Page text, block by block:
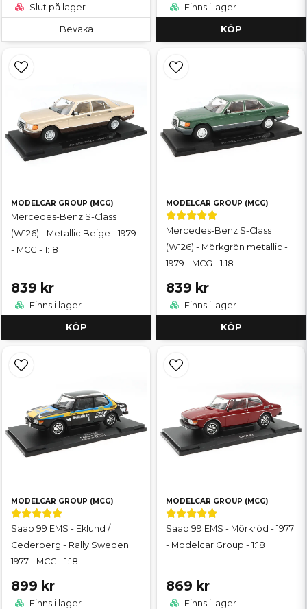
Slut på lager
Bevaka
Finns i lager
KÖP
MODELCAR GROUP (MCG)
Mercedes-Benz S-Class
(W126) - Metallic Beige - 1979
- MCG - 1:18
839 kr
Finns i lager
KÖP
MODELCAR GROUP (MCG)
Mercedes-Benz S-Class
(W126) - Mörkgrön metallic -
1979 - MCG - 1:18
839 kr
Finns i lager
KÖP
MODELCAR GROUP (MCG)
Saab 99 EMS - Eklund /
Cederberg - Rally Sweden
1977 - MCG - 1:18
899 kr
Finns i lager
MODELCAR GROUP (MCG)
Saab 99 EMS - Mörkröd - 1977
- Modelcar Group - 1:18
869 kr
Finns i lager